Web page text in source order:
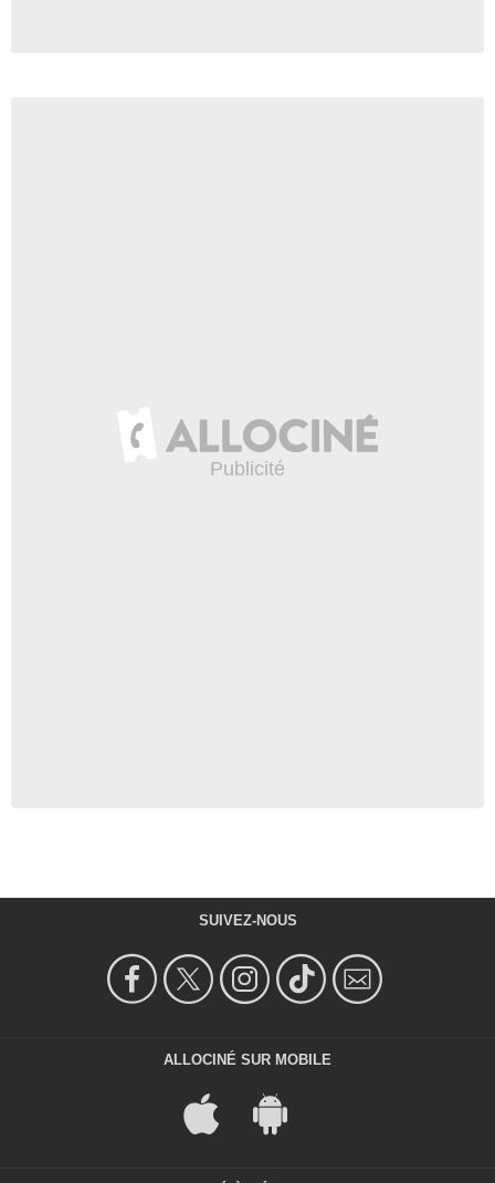
SUIVEZ-NOUS
ALLOCINÉ SUR MOBILE